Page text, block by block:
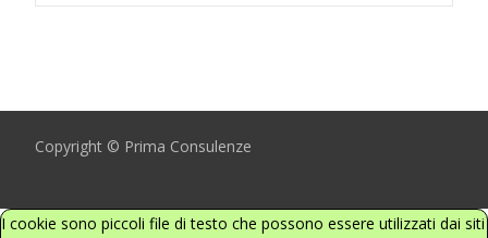
Copyright © Prima Consulenze
I cookie sono piccoli file di testo che possono essere utilizzati dai siti